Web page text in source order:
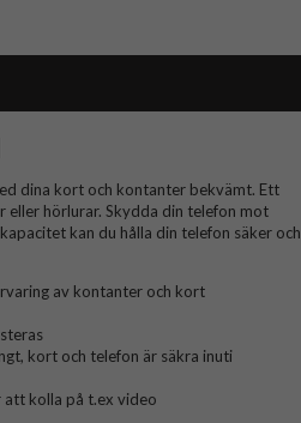
dina kort och kontanter bekvämt. Ett
eller hörlurar. Skydda din telefon mot
kan du hålla din telefon säker och
av kontanter och kort
kort och telefon är säkra inuti
kolla på t.ex video